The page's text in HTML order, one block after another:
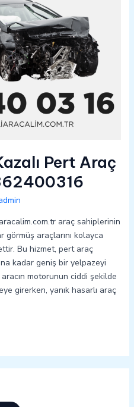
Pert Araç
araç sahiplerinin
görmüş araçlarını kolayca
Bu hizmet, pert araç
kadar geniş bir yelpazeyi
motorunun ciddi şekilde
girerken, yanık hasarlı araç